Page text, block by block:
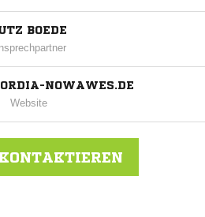
BOEDE
NOWAWES.DE
Website